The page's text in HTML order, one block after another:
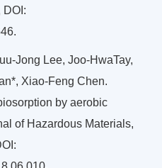
DOI:
Jong Lee, Joo-HwaTay,
Xiao-Feng Chen.
by aerobic
of Hazardous Materials,